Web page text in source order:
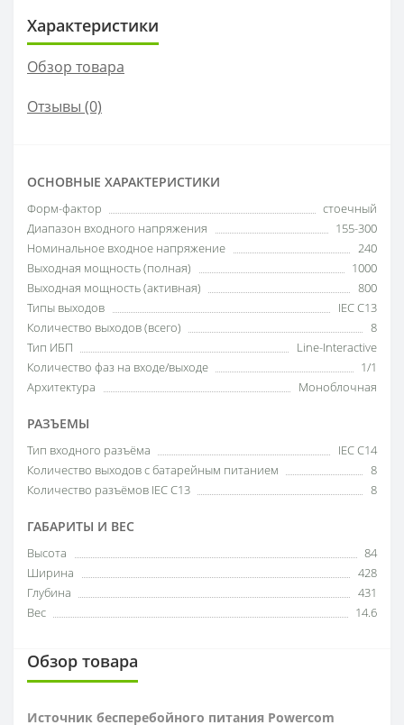
Характеристики
Обзор товара
Отзывы (0)
ОСНОВНЫЕ ХАРАКТЕРИСТИКИ
Форм-фактор
стоечный
Диапазон входного напряжения
155-300
Номинальное входное напряжение
240
Выходная мощность (полная)
1000
Выходная мощность (активная)
800
Типы выходов
IEC C13
Количество выходов (всего)
8
Тип ИБП
Line-Interactive
Количество фаз на входе/выходе
1/1
Архитектура
Моноблочная
РАЗЪЕМЫ
Тип входного разъёма
IEC C14
Количество выходов с батарейным питанием
8
Количество разъёмов IEC C13
8
ГАБАРИТЫ И ВЕС
Высота
84
Ширина
428
Глубина
431
Вес
14.6
Обзор товара
Источник бесперебойного питания Powercom